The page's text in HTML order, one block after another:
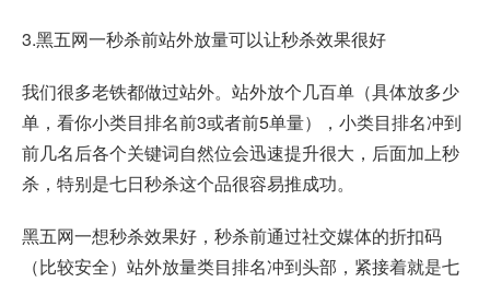
3.黑五网一秒杀前站外放量可以让秒杀效果很好
我们很多老铁都做过站外。站外放个几百单（具体放多少
单，看你小类目排名前3或者前5单量），小类目排名冲到
前几名后各个关键词自然位会迅速提升很大，后面加上秒
杀，特别是七日秒杀这个品很容易推成功。
黑五网一想秒杀效果好，秒杀前通过社交媒体的折扣码
（比较安全）站外放量类目排名冲到头部，紧接着就是七